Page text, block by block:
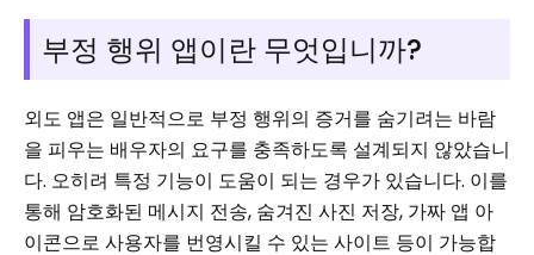
부정 행위 앱이란 무엇입니까?
외도 앱은 일반적으로 부정 행위의 증거를 숨기려는 바람
을 피우는 배우자의 요구를 충족하도록 설계되지 않았습니
다. 오히려 특정 기능이 도움이 되는 경우가 있습니다. 이를
통해 암호화된 메시지 전송, 숨겨진 사진 저장, 가짜 앱 아
이콘으로 사용자를 번영시킬 수 있는 사이트 등이 가능합